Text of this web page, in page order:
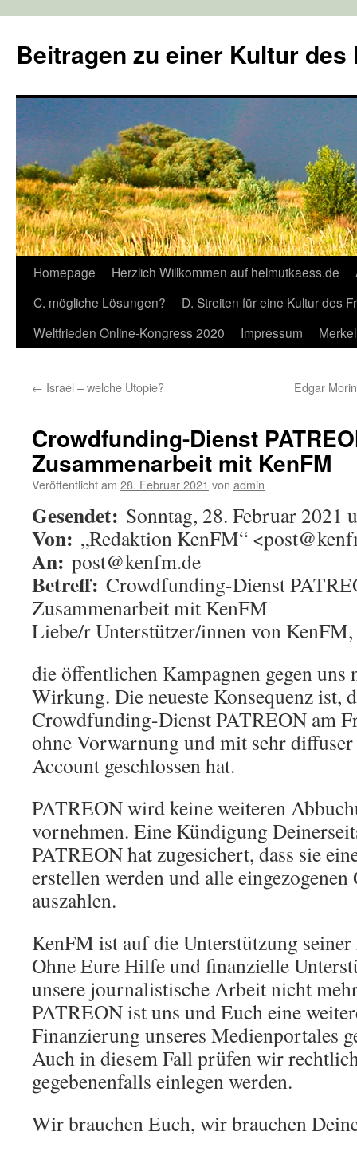
springen
Beitragen zu einer Kultur des
Homepage Herzlich Willkommen auf helmutkaess.de
C. mögliche Lösungen?
D. Streiten für eine Kultur des
Weltfrieden Online-Kongress 2020
Impressum
← Israel – welche Utopie? Edgar
Crowdfunding-Dienst
Zusammenarbeit mit KenFM
Veröffentlicht am 28. Februar 2021 von admin
Gesendet: Sonntag, 28. Februar 2021
Von: „Redaktion KenFM“
An: post@kenfm.de
Betreff: Crowdfunding-Dienst
Zusammenarbeit mit KenFM
Liebe/r Unterstützer/innen von KenFM,
die öffentlichen Kampagnen gegen uns
Wirkung. Die neueste Konsequenz ist,
Crowdfunding-Dienst PATREON am
ohne Vorwarnung und mit sehr
Account geschlossen hat.
PATREON wird keine weiteren
vornehmen. Eine Kündigung
PATREON hat zugesichert, dass sie
erstellen werden und alle eingezogenen
auszahlen.
KenFM ist auf die Unterstützung seiner
Ohne Eure Hilfe und finanzielle
unsere journalistische Arbeit nicht
PATREON ist uns und Euch eine
Finanzierung unseres Medienportales
Auch in diesem Fall prüfen wir
gegebenenfalls einlegen werden.
Wir brauchen Euch, wir brauchen